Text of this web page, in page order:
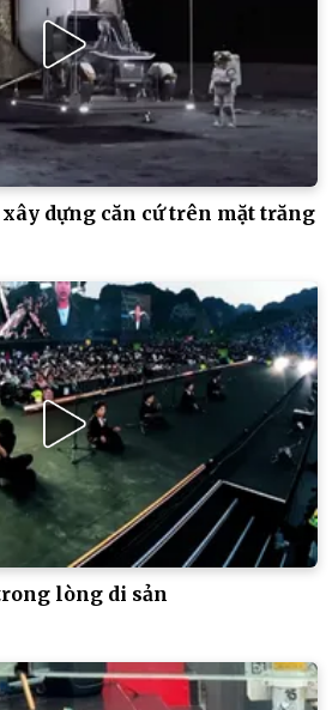
dựng căn cứ trên mặt trăng
lòng di sản